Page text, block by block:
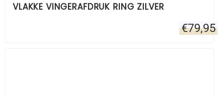
VLAKKE VINGERAFDRUK RING ZILVER
€79,95